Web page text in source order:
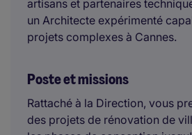
artisans et partenaires
un Architecte expérimenté
projets complexes à Cannes.
Poste et missions
Rattaché à la Direction, vous
des projets de rénovation de